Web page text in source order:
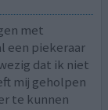
met
een piekeraar
dat ik niet
mij geholpen
te kunnen